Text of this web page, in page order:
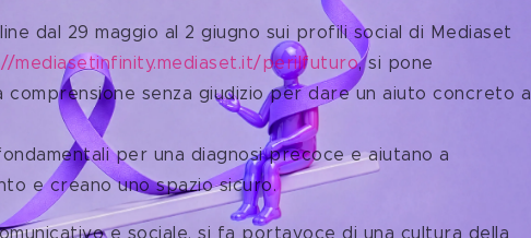
dal 29 maggio al 2 giugno sui profili social di Mediaset
mediasetinfinity.mediaset.it/perilfuturo, si pone
comprensione senza giudizio per dare un aiuto concreto a
per una diagnosi precoce e aiutano a
e creano uno spazio sicuro.
e sociale, si fa portavoce di una cultura della